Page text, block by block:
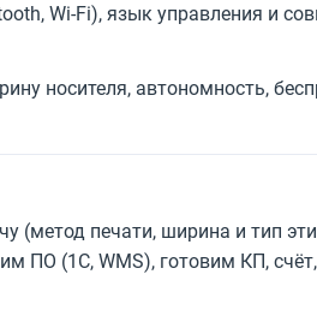
Wi-Fi), язык управления и
носителя, автономность,
(метод печати, ширина и тип
ПО (1С, WMS), готовим КП,